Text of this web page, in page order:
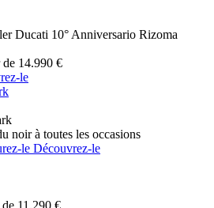
Ducati 10° Anniversario Rizoma
14.990 €
le
noir à toutes les occasions
le Découvrez-le